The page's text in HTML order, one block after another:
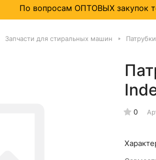
По вопросам ОПТОВЫХ закупок
Запчасти для стиральных машин
0